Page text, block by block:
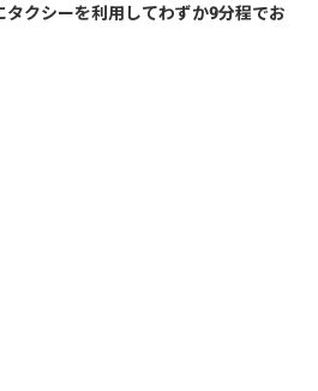
タクシーを利用してわずか9分程でお